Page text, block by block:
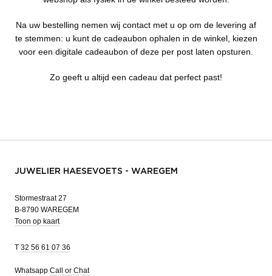
Na uw bestelling nemen wij contact met u op om de levering af
te stemmen: u kunt de cadeaubon ophalen in de winkel, kiezen
voor een digitale cadeaubon of deze per post laten opsturen.
Zo geeft u altijd een cadeau dat perfect past!
JUWELIER HAESEVOETS - WAREGEM
Stormestraat 27
B-8790 WAREGEM
Toon op kaart
T 32 56 61 07 36
Whatsapp Call or Chat